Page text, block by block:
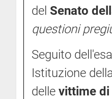
del Senato
questioni
Seguito
Istituzione
delle vittime